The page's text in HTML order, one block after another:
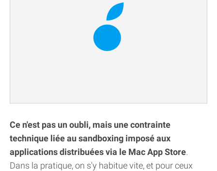
Ce n'est pas un oubli, mais une contrainte
technique liée au sandboxing imposé aux
applications distribuées via le Mac App Store.
Dans la pratique, on s'y habitue vite, et pour ceux